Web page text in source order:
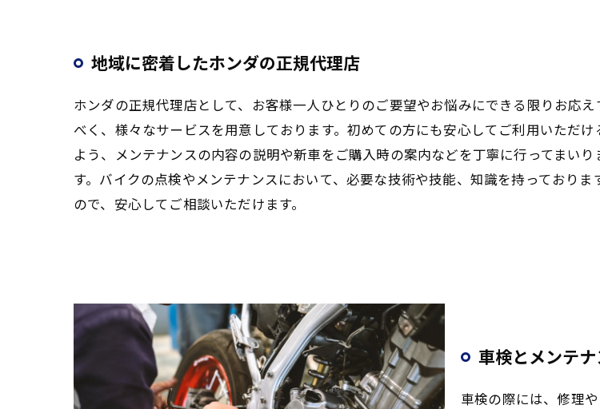
地域に密着したホンダの正規代理店
ホンダの正規代理店として、お客様一人ひとりのご要望やお悩みにできる限りお応え
べく、様々なサービスを用意しております。初めての方にも安心してご利用いただけ
よう、メンテナンスの内容の説明や新車をご購入時の案内などを丁寧に行ってまいり
す。バイクの点検やメンテナンスにおいて、必要な技術や技能、知識を持っておりま
ので、安心してご相談いただけます。
車検とメンテ
車検の際には、修理